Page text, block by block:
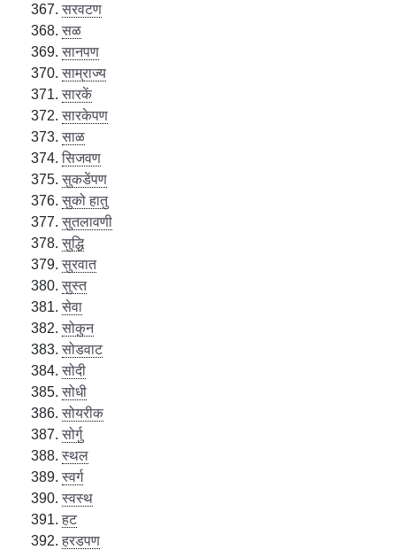
सरवटण
सळ
सानपण
साम्राज्य
सारकें
सारकेपण
साळ
सिजवण
सुकडेंपण
सुको हातु
सुतलावणी
सुद्धि
सुरवात
सुस्त
सेवा
सोकुन
सोडवाट
सोदी
सोधी
सोयरीक
सोर्गु
स्थल
स्वर्ग
स्वस्थ
हट
हरडपण